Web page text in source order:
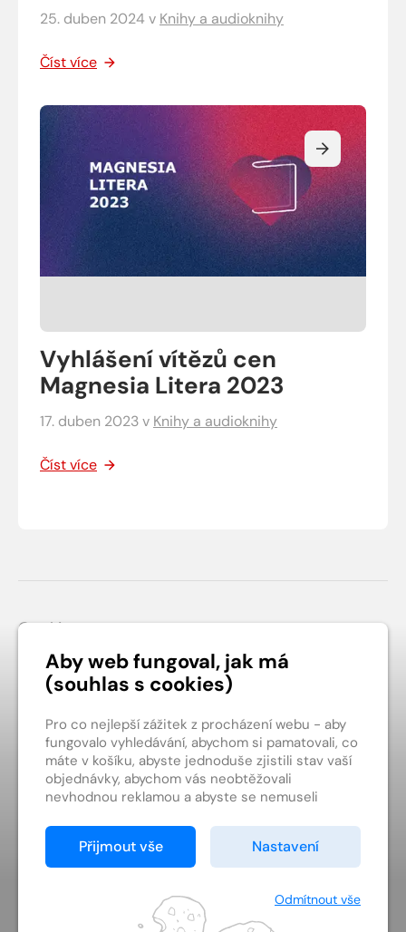
25. duben 2024 v Knihy a audioknihy
Číst více
Vyhlášení vítězů cen
Magnesia Litera 2023
17. duben 2023v Knihy a audioknihy
Číst více
Cookies
Obchodní podmínky
Ochrana soukromí
Aby web fungoval, jak má
(souhlas s cookies)
Pro co nejlepší zážitek z procházení webu - aby
fungovalo vyhledávání, abychom si pamatovali, co
máte v košíku, abyste jednoduše zjistili stav vaší
objednávky, abychom vás neobtěžovali
nevhodnou reklamou a abyste se nemuseli
Proto od vás potřebujeme souhlas se
zpracováním souborů cookies
prohlížeči. Děkujeme, že nám ho dáte a pomůžete
nám tak web zlepšovat.
Přijmout vše Nastavení
Odmítnout vše